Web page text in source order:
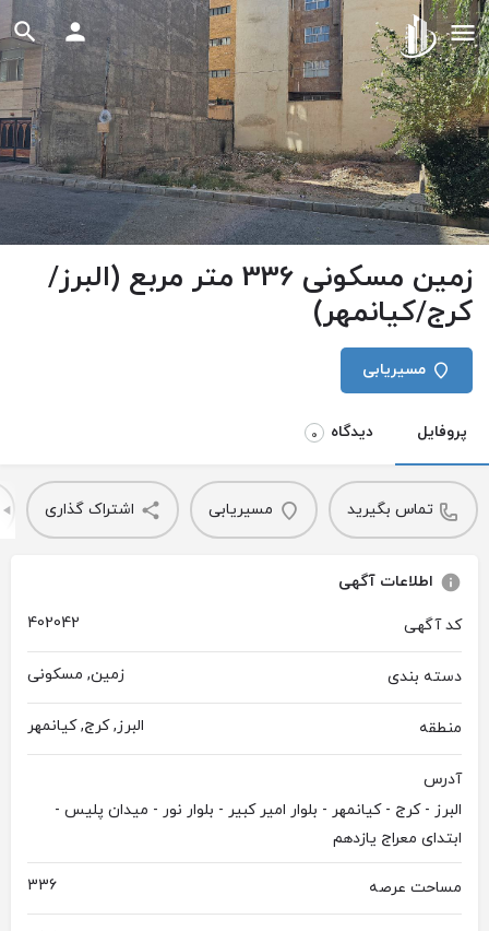
زمین مسکونی 336 متر مربع (البرز/
کرج/کیانمهر)
مسیریابی
پروفایل دیدگاه 0
تماس بگیرید مسیریابی اشتراک گذاری
اطلاعات آگهی
کد آگهی 402042
دسته بندی زمین, مسکونی
منطقه البرز, کرج, کیانمهر
آدرس
البرز - کرج - کیانمهر - بلوار امیر کبیر - بلوار نور - میدان پلیس -
ابتدای معراج یازدهم
مساحت عرصه 336